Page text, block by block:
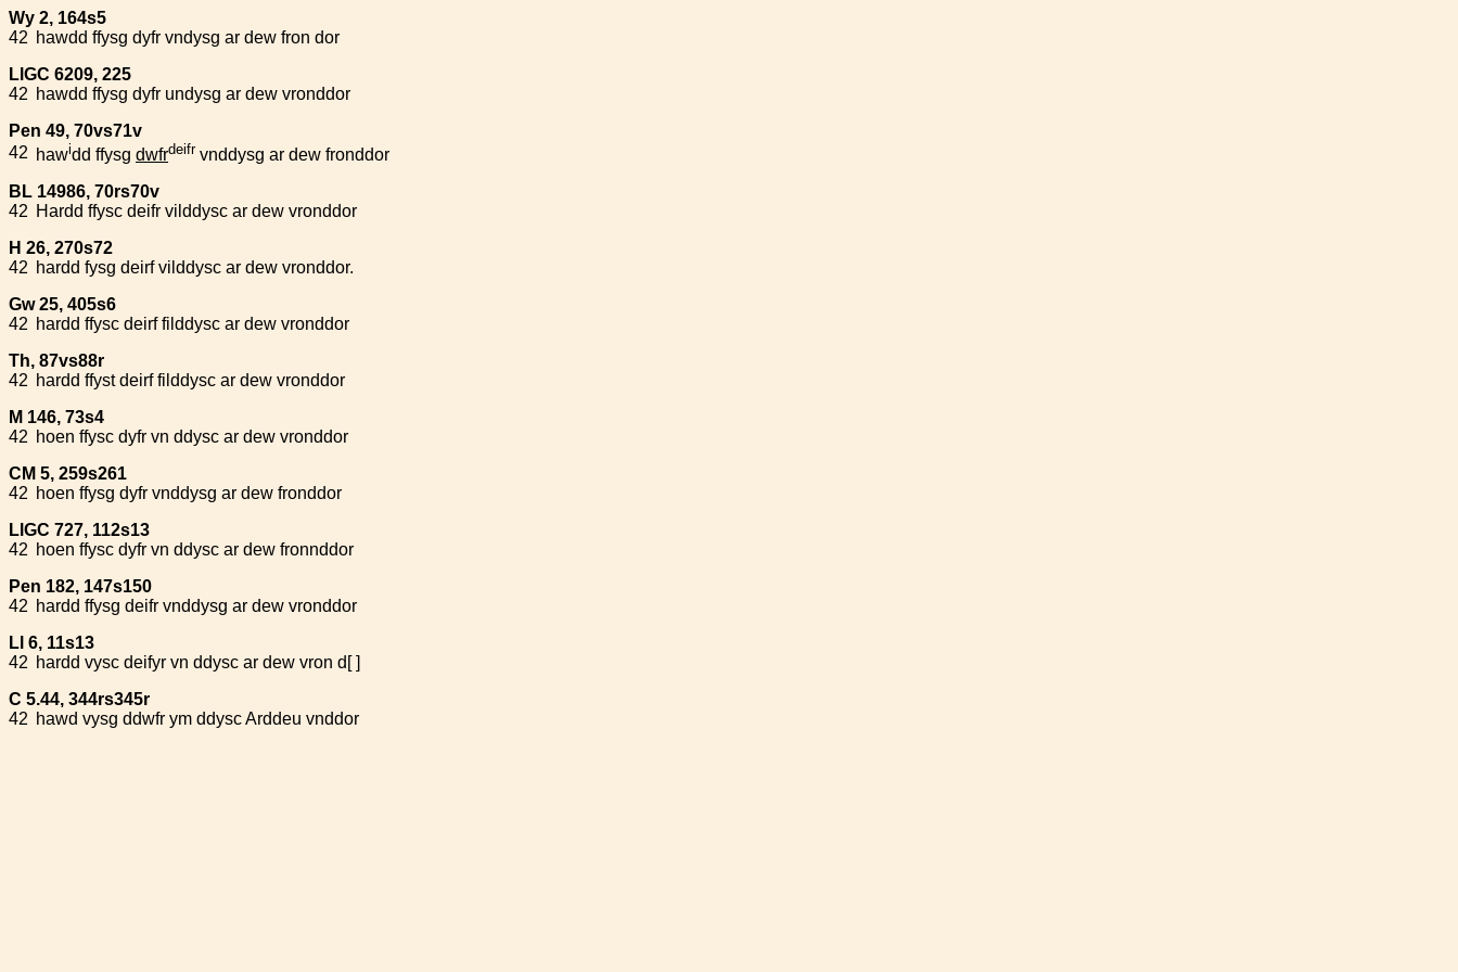
Wy 2, 164s5
42 hawdd ffysg dyfr vndysg ar dew fron dor
LlGC 6209, 225
42 hawdd ffysg dyfr undysg ar dew vronddor
Pen 49, 70vs71v
42 hawidd ffysg dwfrdeifr vnddysg ar dew fronddor
BL 14986, 70rs70v
42 Hardd ffysc deifr vilddysc ar dew vronddor
H 26, 270s72
42 hardd fysg deirf vilddysc ar dew vronddor.
Gw 25, 405s6
42 hardd ffysc deirf filddysc ar dew vronddor
Th, 87vs88r
42 hardd ffyst deirf filddysc ar dew vronddor
M 146, 73s4
42 hoen ffysc dyfr vn ddysc ar dew vronddor
CM 5, 259s261
42 hoen ffysg dyfr vnddysg ar dew fronddor
LlGC 727, 112s13
42 hoen ffysc dyfr vn ddysc ar dew fronnddor
Pen 182, 147s150
42 hardd ffysg deifr vnddysg ar dew vronddor
Ll 6, 11s13
42 hardd vysc deifyr vn ddysc ar dew vron d[ ]
C 5.44, 344rs345r
42 hawd vysg ddwfr ym ddysc Arddeu vnddor